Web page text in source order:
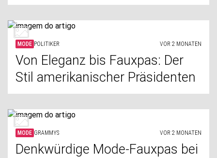
MODE POLITIKER VOR 2 MONATEN
Von Eleganz bis Fauxpas: Der
Stil amerikanischer Präsidenten
MODE GRAMMYS VOR 2 MONATEN
Denkwürdige Mode-Fauxpas bei